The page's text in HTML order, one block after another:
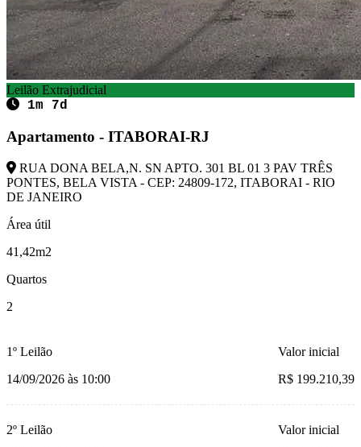
Leilão Extrajudicial
1m 7d
Apartamento - ITABORAI-RJ
RUA DONA BELA,N. SN APTO. 301 BL 01 3 PAV TRÊS
PONTES, BELA VISTA - CEP: 24809-172, ITABORAI - RIO
DE JANEIRO
Área útil
41,42m2
Quartos
2
1º Leilão
14/09/2026 às 10:00
Valor inicial
R$ 199.210,39
2º Leilão
Valor inicial